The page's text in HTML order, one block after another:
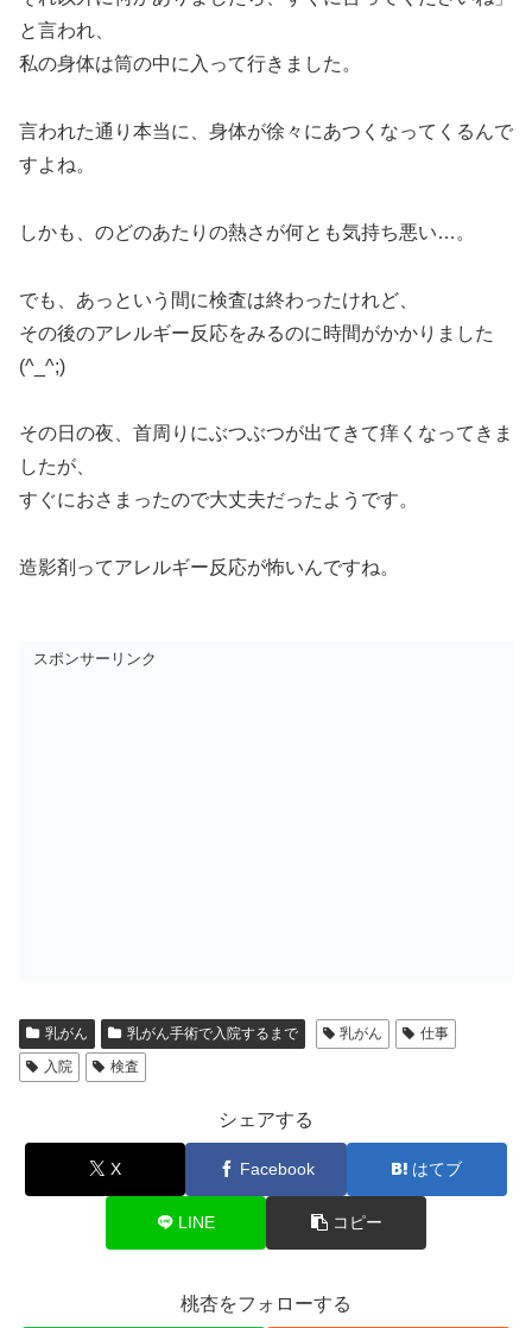
と言われ、
私の身体は筒の中に入って行きました。
言われた通り本当に、身体が徐々にあつくなってくるんで
すよね。
しかも、のどのあたりの熱さが何とも気持ち悪い…。
でも、あっという間に検査は終わったけれど、
その後のアレルギー反応をみるのに時間がかかりました
(^_^;)
その日の夜、首周りにぶつぶつが出てきて痒くなってきま
したが、
すぐにおさまったので大丈夫だったようです。
造影剤ってアレルギー反応が怖いんですね。
スポンサーリンク
乳がん 乳がん手術で入院するまで 乳がん
仕事
入院
検査
シェアする
X Facebook はてブ
LINE コピー
桃杏をフォローする